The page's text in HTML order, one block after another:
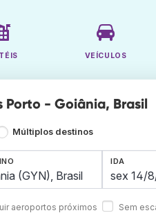
VEÍCULOS
Porto - Goiânia, Brasil
Múltiplos destinos
aeroportos próximos
IDA
Sem